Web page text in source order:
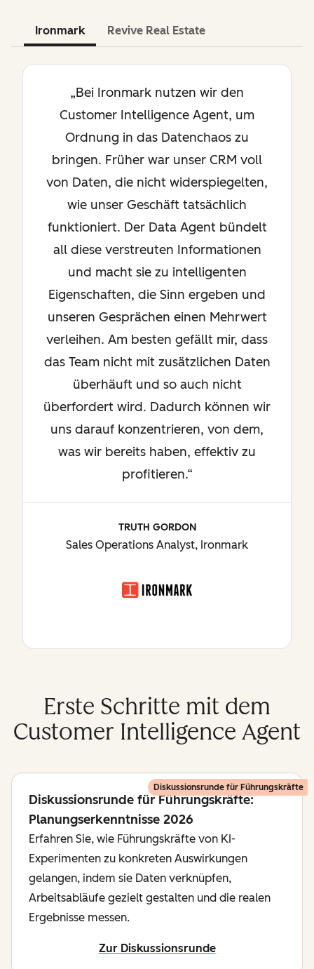
Ironmark Revive Real Estate
„Bei Ironmark nutzen wir den
Customer Intelligence Agent, um
Ordnung in das Datenchaos zu
bringen. Früher war unser CRM voll
von Daten, die nicht widerspiegelten,
wie unser Geschäft tatsächlich
funktioniert. Der Data Agent bündelt
all diese verstreuten Informationen
und macht sie zu intelligenten
Eigenschaften, die Sinn ergeben und
unseren Gesprächen einen Mehrwert
verleihen. Am besten gefällt mir, dass
das Team nicht mit zusätzlichen Daten
überhäuft und so auch nicht
überfordert wird. Dadurch können wir
uns darauf konzentrieren, von dem,
was wir bereits haben, effektiv zu
profitieren.“
TRUTH GORDON
Sales Operations Analyst, Ironmark
Erste Schritte mit dem
Customer Intelligence Agent
Diskussionsrunde für Führungskräfte
Diskussionsrunde für Führungskräfte:
Planungserkenntnisse 2026
Erfahren Sie, wie Führungskräfte von KI-
Experimenten zu konkreten Auswirkungen
gelangen, indem sie Daten verknüpfen,
Arbeitsabläufe gezielt gestalten und die realen
Ergebnisse messen.
Zur Diskussionsrunde